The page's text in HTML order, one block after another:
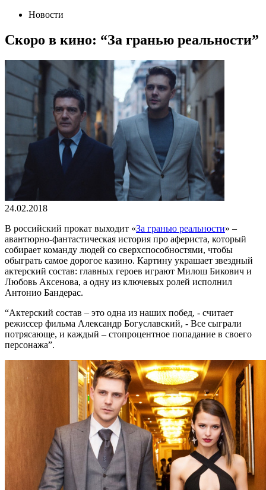
Новости
Скоро в кино: “За гранью реальности”
24.02.2018
В российский прокат выходит «За гранью реальности» –
авантюрно-фантастическая история про афериста, который
собирает команду людей со сверхспособностями, чтобы
обыграть самое дорогое казино. Картину украшает звездный
актерский состав: главных героев играют Милош Бикович и
Любовь Аксенова, а одну из ключевых ролей исполнил
Антонио Бандерас.
“Актерский состав – это одна из наших побед, - считает
режиссер фильма Александр Богуславский, - Все сыграли
потрясающе, и каждый – стопроцентное попадание в своего
персонажа”.